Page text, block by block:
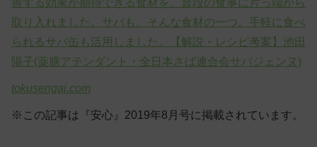
善する効果が期待できる食材を、普段の食事に片っ端から
取り入れました。サバも、そんな食材の一つ。手軽に食べ
られるサバ缶も活用しました。【解説・レシピ考案】池田
陽子(薬膳アテンダント・全日本さば連合会サバジェンヌ)
tokusengai.com
※この記事は『安心』2019年8月号に掲載されています。